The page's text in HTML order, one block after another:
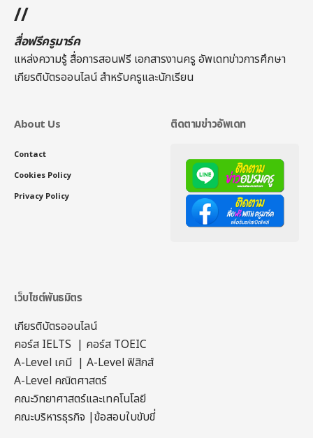
//
สื่อฟรีครูมาร์ค
แหล่งความรู้ สื่อการสอนฟรี เอกสารงานครู อัพเดทข่าวการศึกษา
เกียรติบัตรออนไลน์สำหรับครูและนักเรียน
About Us
Contact
Cookies Policy
Privacy Policy
ติดตามข่าวอัพเดท
เว็บไซต์พันธมิตร
เกียรติบัตรออนไลน์
คอร์ส IELTS | คอร์ส TOEIC
A-Level เคมี | A-Level ฟิสิกส์
A-Level คณิตศาสตร์
คณะวิทยาศาสตร์และเทคโนโลยี
คณะบริหารธุรกิจ |ข้อสอบใบขับขี่